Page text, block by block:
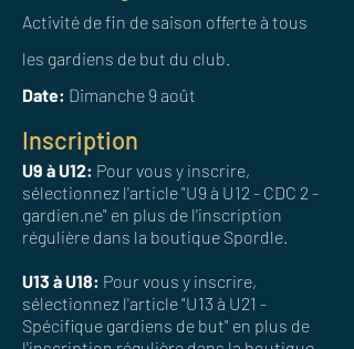
Activité de fin de saison offerte à tous
les gardiens de but du club.
Date: Dimanche 9 août
Inscription
U9 à U12: Pour vous y inscrire,
sélectionnez l'article "U9 à U12 - CDC 2 -
gardien.ne" en plus de l'inscription
régulière dans la boutique Spordle.
U13 à U18: Pour vous y inscrire,
sélectionnez l'article "U13 à U21 -
Spécifique gardiens de but" en plus de